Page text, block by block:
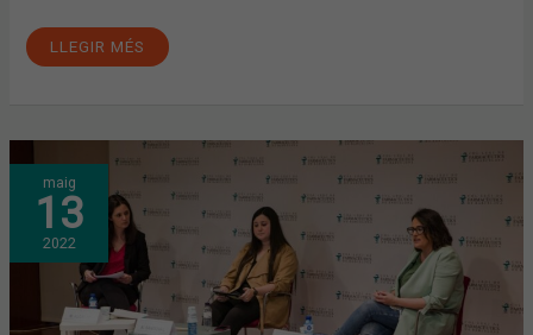
LLEGIR MÉS
maig
13
2022
MÉS
DE
600
FARMACÈUTICS INSCRITS
EN LA
SESSIÓ
FORMATIVA
CAMPANYA
#ATENCIÓPELL